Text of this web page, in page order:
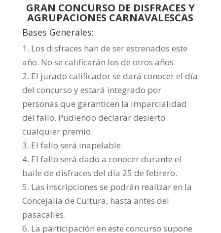
GRAN CONCURSO DE DISFRACES Y
AGRUPACIONES CARNAVALESCAS
Bases Generales:
1. Los disfraces han de ser estrenados este
año. No se calificarán los de otros años.
2. El jurado calificador se dará conocer el día
del concurso y estará integrado por
personas que garanticen la imparcialidad
del fallo. Pudiendo declarar desierto
cualquier premio.
3. El fallo será inapelable.
4. El fallo será dado a conocer durante el
baile de disfraces del día 25 de febrero.
5. Las inscripciones se podrán realizar en la
Concejalía de Cultura, hasta antes del
pasacalles.
6. La participación en este concurso supone